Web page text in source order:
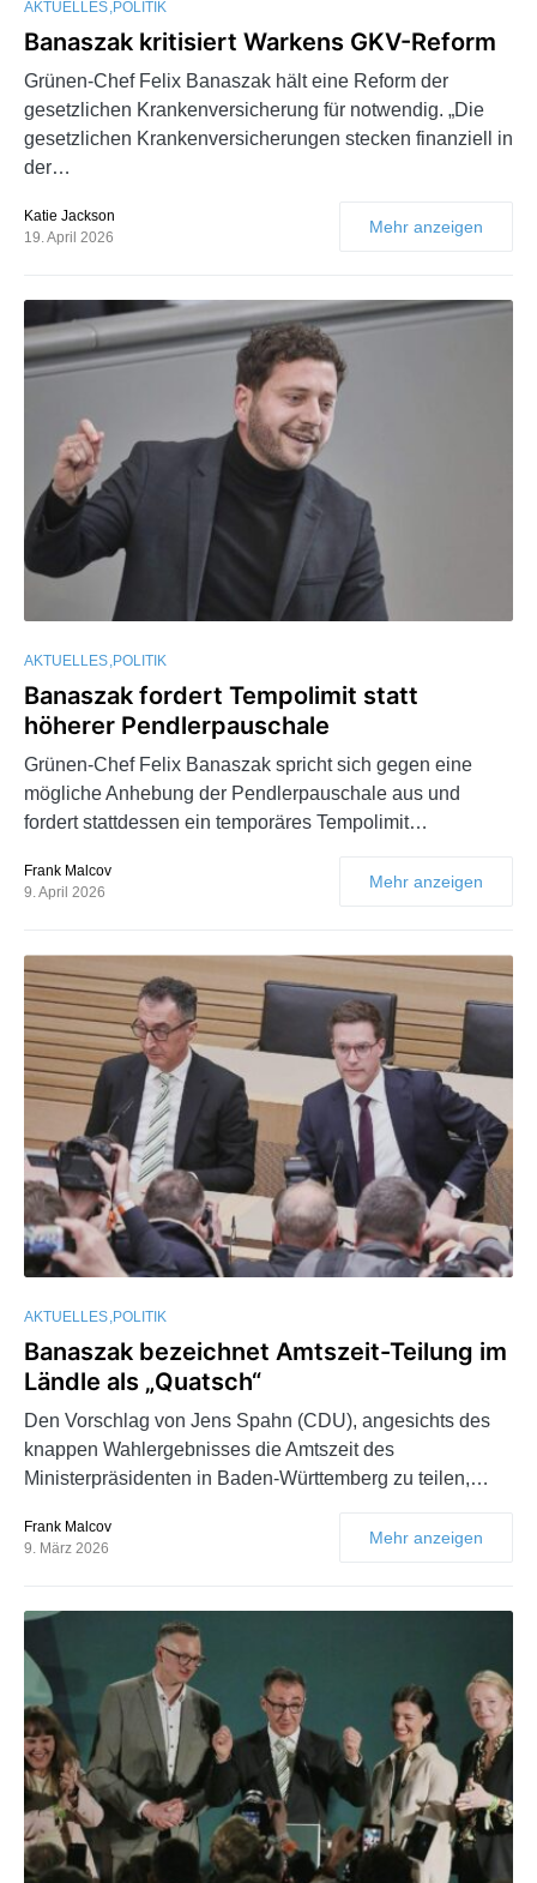
AKTUELLES POLITIK
Banaszak kritisiert Warkens GKV-Reform
Grünen-Chef Felix Banaszak hält eine Reform der
gesetzlichen Krankenversicherung für notwendig. „Die
gesetzlichen Krankenversicherungen stecken finanziell in
der…
Katie Jackson
19. April 2026
Mehr anzeigen
AKTUELLES POLITIK
Banaszak fordert Tempolimit statt
höherer Pendlerpauschale
Grünen-Chef Felix Banaszak spricht sich gegen eine
mögliche Anhebung der Pendlerpauschale aus und
fordert stattdessen ein temporäres Tempolimit…
Frank Malcov
9. April 2026
Mehr anzeigen
AKTUELLES POLITIK
Banaszak bezeichnet Amtszeit-Teilung im
Ländle als „Quatsch“
Den Vorschlag von Jens Spahn (CDU), angesichts des
knappen Wahlergebnisses die Amtszeit des
Ministerpräsidenten in Baden-Württemberg zu teilen,…
Frank Malcov
9. März 2026
Mehr anzeigen